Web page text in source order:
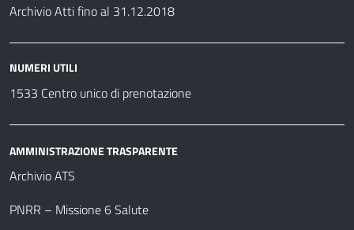
Archivio Atti fino al 31.12.2018
NUMERI UTILI
1533 Centro unico di prenotazione
AMMINISTRAZIONE TRASPARENTE
Archivio ATS
PNRR – Missione 6 Salute